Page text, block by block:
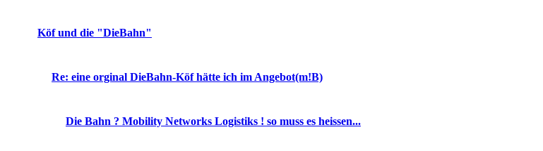
Köf und die "DieBahn"
Re: eine orginal DieBahn-Köf hätte ich im Angebot(m!B)
Die Bahn ? Mobility Networks Logistiks ! so muss es heissen...